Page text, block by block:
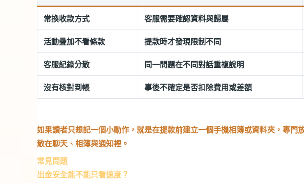
常換收款方式 客服需要確認資料與歸屬
活動疊加不看條款 提款時才發現限制不同
客服紀錄分散 同一問題在不同對話重複說明
沒有核對到帳 事後不確定是否扣除費用或差額
如果讀者只想記一個小動作，就是在提款前建立一個手機相簿或資料夾，專門
散在聊天、相簿與通知裡。
常見問題
出金安全能不能只看速度？